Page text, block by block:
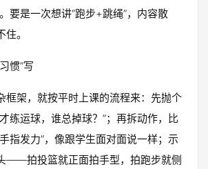
要是一次想讲“跑步+跳绳”，内容散
。
惯”写
框架，就按平时上课的流程来：先抛个
练运球，谁总掉球？”；再拆动作，比
指发力”，像跟学生面对面说一样；示
——拍投篮就正面拍手型，拍跑步就侧